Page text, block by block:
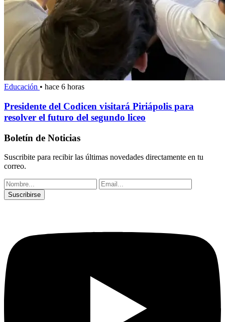
Educación • hace 6 horas
Presidente del Codicen visitará Piriápolis para
resolver el futuro del segundo liceo
Boletín de Noticias
Suscribite para recibir las últimas novedades directamente en tu
correo.
Suscribirse